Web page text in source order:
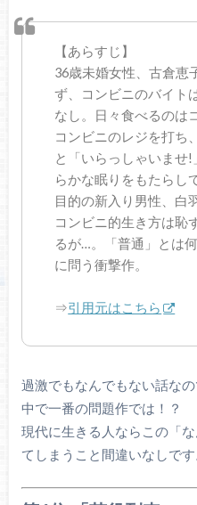
【あらすじ】
36歳未婚女性、古倉恵
ず、コンビニのバイト
なし。日々食べるのは
コンビニのレジを打ち
と「いらっしゃいませ
らかな眠りをもたらし
目的の新入り男性、白
コンビニ的生き方は恥
るが…。「普通」とは
に問う衝撃作。
⇒引用元はこちら
過激でもなんでもない話な
中で一番の問題作では！？
現代に生きる人ならこの「
てしまうこと間違いなしです